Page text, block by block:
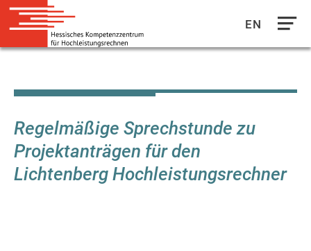
Inhalt
EN
Regelmäßige Sprechstunde zu
Projektanträgen für den
Lichtenberg Hochleistungsrechner